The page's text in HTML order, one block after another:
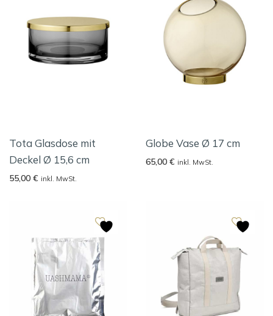
Tota Glasdose mit
Deckel Ø 15,6 cm
55,00 € inkl. MwSt.
Globe Vase Ø 17 cm
65,00 € inkl. MwSt.